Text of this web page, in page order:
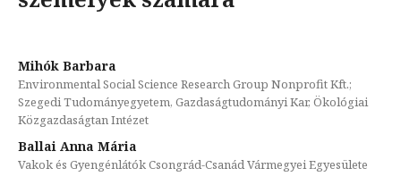
Mihók Barbara
Environmental Social Science Research Group Nonprofit Kft.;
Szegedi Tudományegyetem, Gazdaságtudományi Kar, Ökológiai
Közgazdaságtan Intézet
Ballai Anna Mária
Vakok és Gyengénlátók Csongrád-Csanád Vármegyei Egyesülete